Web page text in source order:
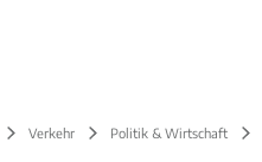
Verkehr Politik & Wirtschaft